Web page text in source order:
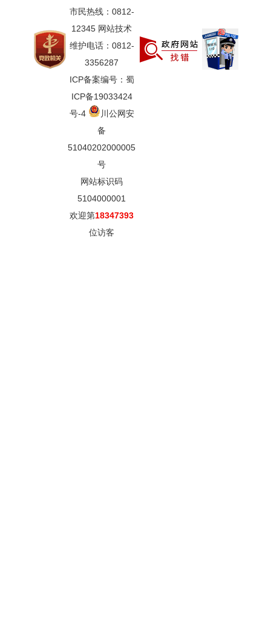
市民热线：0812-
12345 网站技术
维护电话：0812-
3356287
ICP备案编号：蜀
ICP备19033424
号-4
川公网安
备
51040202000005
号
网站标识码
5104000001
欢迎第18347393
位访客